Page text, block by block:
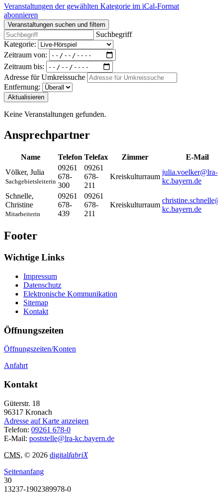
Veranstaltungen der gewählten Kategorie im iCal-Format
abonnieren
Veranstaltungen suchen und filtern
Suchbegriff
Kategorie:
Zeitraum von:
Zeitraum bis:
Adresse für Umkreissuche
Entfernung:
Aktualisieren
Keine Veranstaltungen gefunden.
Ansprechpartner
Name Telefon Telefax Zimmer
E-Mail
Völker, Julia
Sachgebietsleiterin
09261
678-
300
09261
678-
211
Kreiskulturraum
julia.voelker@lra-
kc.bayern.de
Schnelle,
Christine
Mitarbeiterin
09261
678-
439
09261
678-
211
Kreiskulturraum
kc.bayern.de
Footer
Wichtige Links
Impressum
Datenschutz
Elektronische Kommunikation
Sitemap
Kontakt
Öffnungszeiten
Öffnungszeiten/Konten
Anfahrt
Kontakt
Güterstr. 18
96317 Kronach
Adresse auf Karte anzeigen
Telefon: 09261 678-0
E-Mail: poststelle@lra-kc.bayern.de
CMS, © 2026 digitalfabriX
Seitenanfang
30
13237-1902389978-0